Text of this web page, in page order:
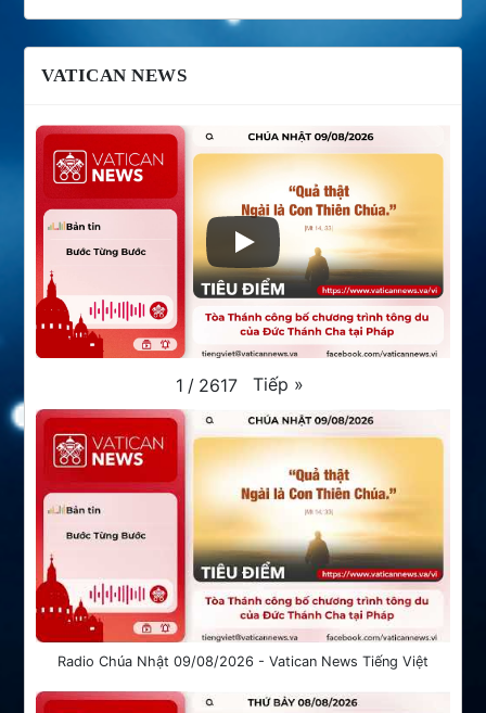
VATICAN NEWS
1 / 2617 Tiếp »
Radio Chúa Nhật 09/08/2026 - Vatican News Tiếng Việt